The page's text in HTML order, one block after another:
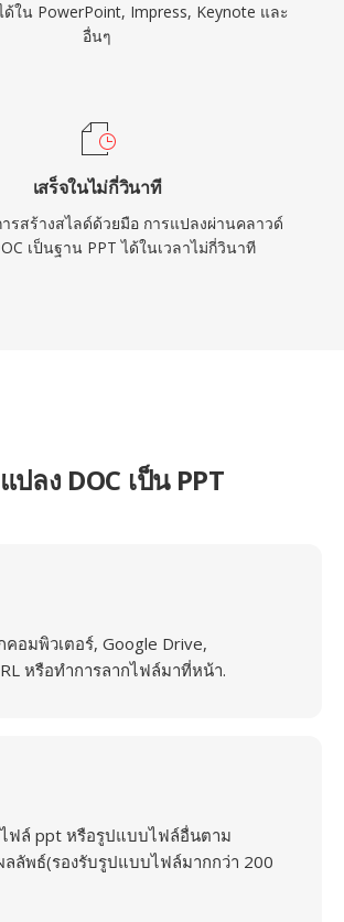
ด้ใน PowerPoint, Impress, Keynote และ
อื่นๆ
เสร็จในไม่กี่วินาที
รสร้างสไลด์ด้วยมือ การแปลงผ่านคลาวด์
เป็นฐาน PPT ได้ในเวลาไม่กี่วินาที
ปลง DOC เป็น PPT
คอมพิวเตอร์, Google Drive,
หรือทำการลากไฟล์มาที่หน้า.
ฟล์ ppt หรือรูปแบบไฟล์อื่นตาม
ลลัพธ์(รองรับรูปแบบไฟล์มากกว่า 200